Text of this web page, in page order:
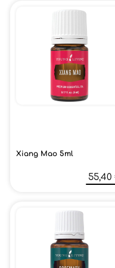
Xiang Mao 5ml
55,40